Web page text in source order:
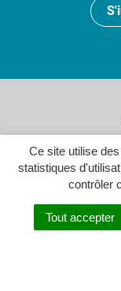
Ce site utilise
statistiques
contrôler
Tout accepter